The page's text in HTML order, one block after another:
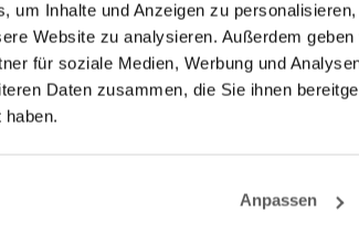
um Inhalte und Anzeigen zu
Website zu analysieren. Außerdem
für soziale Medien, Werbung und
Daten zusammen, die Sie ihnen
Anpassen